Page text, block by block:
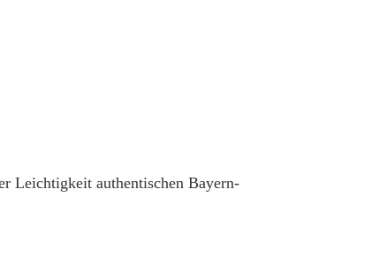
Leichtigkeit authentischen Bayern-